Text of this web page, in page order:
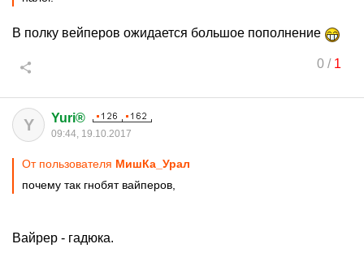
В полку вейперов ожидается большое пополнение
0/ 1
Y Yuri®
09:44, 19.10.2017
От пользователя МишКа_Урал
почему так гнобят вайперов,
Вайрер - гадюка.